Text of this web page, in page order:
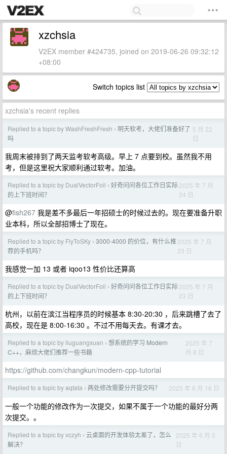
xzchsia
V2EX member #424735, joined on 2019-06-26 09:32:12
+08:00
Switch topics list
xzchsia's recent replies
Replied to a topic by WashFreshFresh › 明天软考，大佬们准备好了
吗
5 月 22
日
我周末被排到了两天监考软考高级。早上 7 点要到校。虽然我不用
考，但是这里祝大家顺利通过软考。加油。
Replied to a topic by DualVectorFoil › 好奇问问各位工作日实际
的上下班时间？
2025 年 7 月
24 日
@fish267 我是差不多最后一年招硕士的时候过去的。现在要准备升职
业本科，所以全部招博士了现在。
Replied to a topic by FlyToSKy › 3000-4000 的价位，有什么推
荐的手机吗？
2025 年 7 月
23 日
我感觉一加 13 或者 iqoo13 性价比还算高
Replied to a topic by DualVectorFoil › 好奇问问各位工作日实际
的上下班时间？
2025 年 7 月
23 日
杭州，以前在滨江当程序员的时候基本 8:30-20:30 ，后来跳槽了去了
高校，现在是 8:00-16:30 。不过不用每天去。有课才去。
Replied to a topic by liuguangxuan › 想系统的学习 Modern
C++，麻烦大佬们推荐一些书籍
2025 年 7
月 8 日
https://github.com/changkun/modern-cpp-tutorial
Replied to a topic by aqtata › 两处修改需要分开提交吗？ 2025 年 6 月 16 日
一般一个功能的修改作为一次提交，如果不属于一个功能的最好分两
次提交。。
Replied to a topic by vczyh › 云桌面的开发体验太差了，怎么
解决？
2025 年 6 月 5
日